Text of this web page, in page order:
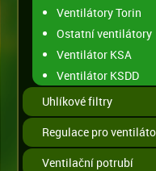
Ventilátory Torin
Ostatní ventilátory
Ventilátor KSA
Ventilátor KSDD
Uhlíkové filtry
Regulace pro
Ventilační potrubí